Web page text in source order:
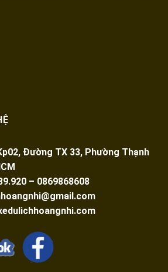
Đường TX 33, Phường Thạnh
– 0869868608